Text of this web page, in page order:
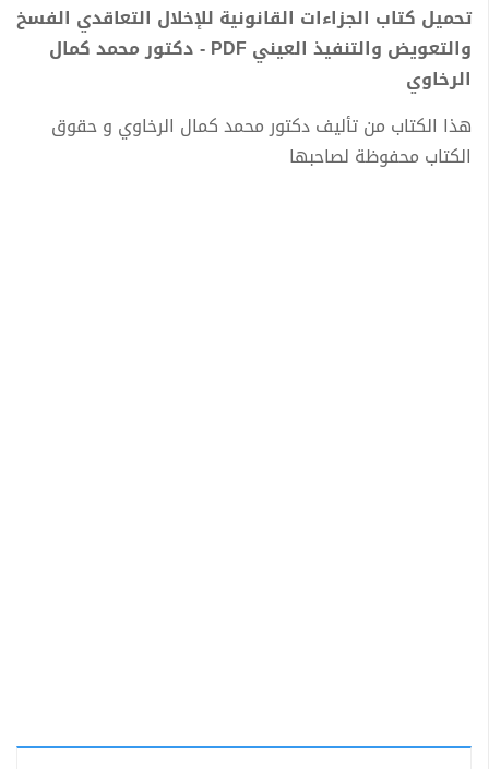
تحميل كتاب الجزاءات القانونية للإخلال التعاقدي الفسخ
والتعويض والتنفيذ العيني PDF - دكتور محمد كمال
الرخاوي
هذا الكتاب من تأليف دكتور محمد كمال الرخاوي و حقوق
الكتاب محفوظة لصاحبها